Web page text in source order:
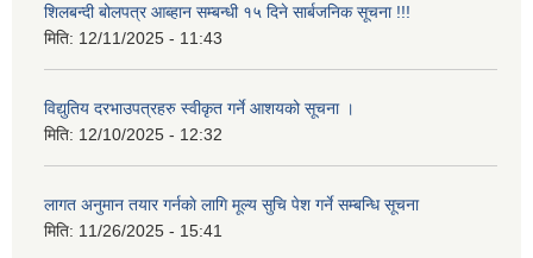
शिलबन्दी बोलपत्र आब्हान सम्बन्धी १५ दिने सार्बजनिक सूचना !!!
मिति: 12/11/2025 - 11:43
विद्युतिय दरभाउपत्रहरु स्वीकृत गर्ने आशयको सूचना ।
मिति: 12/10/2025 - 12:32
लागत अनुमान तयार गर्नकाे लागि मूल्य सुचि पेश गर्ने सम्बन्धि सूचना
मिति: 11/26/2025 - 15:41